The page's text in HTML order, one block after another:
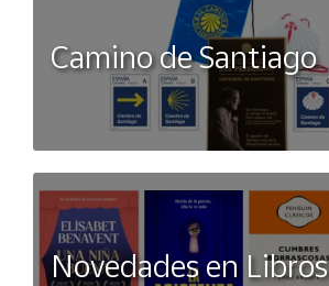
Camino de Santiago
Novedades en Libros